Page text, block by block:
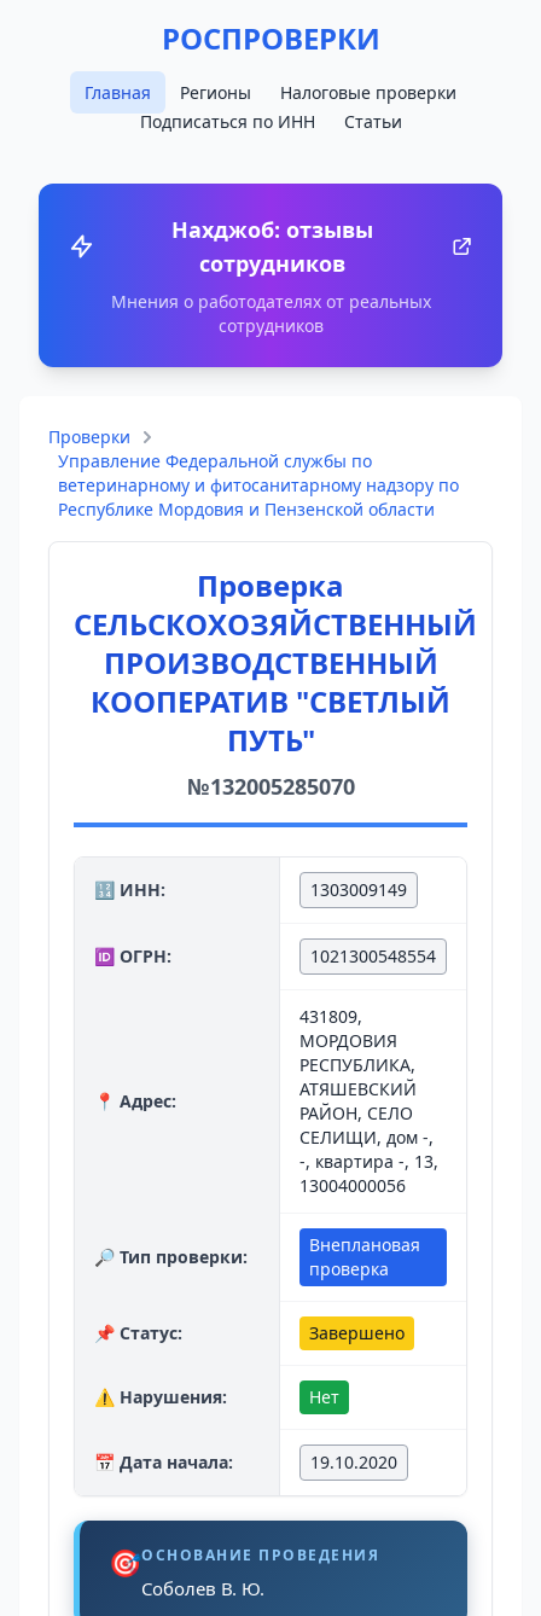
РОСПРОВЕРКИ
Главная Регионы
Налоговые проверки
Подписаться по ИНН
Статьи
Нахджоб: отзывы
сотрудников
Мнения о работодателях от реальных
сотрудников
Проверки
Управление Федеральной службы по
ветеринарному и фитосанитарному надзору по
Республике Мордовия и Пензенской области
Проверка
СЕЛЬСКОХОЗЯЙСТВЕННЫЙ
ПРОИЗВОДСТВЕННЫЙ
КООПЕРАТИВ "СВЕТЛЫЙ
ПУТЬ"
№132005285070
🔢 ИНН: 1303009149
🆔 ОГРН: 1021300548554
📍 Адрес:
431809,
МОРДОВИЯ
РЕСПУБЛИКА,
АТЯШЕВСКИЙ
РАЙОН, СЕЛО
СЕЛИЩИ, дом -,
-, квартира -, 13,
13004000056
🔎 Тип проверки:
Внеплановая
проверка
📌 Статус: Завершено
⚠️ Нарушения: Нет
📅 Дата начала: 19.10.2020
🎯ОСНОВАНИЕ ПРОВЕДЕНИЯ
Соболев В. Ю.